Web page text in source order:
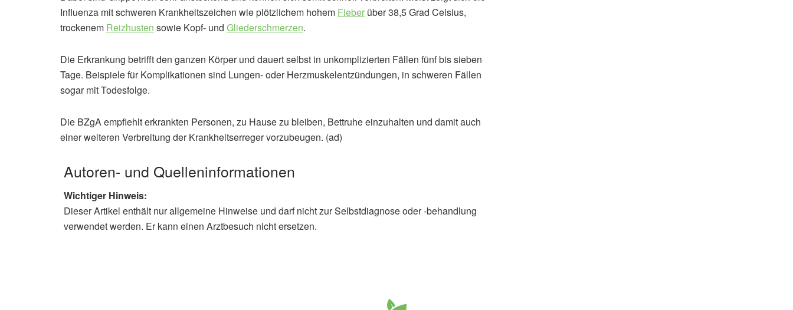
Influenza mit schweren Krankheitszeichen wie plötzlichem hohem Fieber über 38,5 Grad Celsius,
trockenem Reizhusten sowie Kopf- und Gliederschmerzen.
Die Erkrankung betrifft den ganzen Körper und dauert selbst in unkomplizierten Fällen fünf bis sieben
Tage. Beispiele für Komplikationen sind Lungen- oder Herzmuskelentzündungen, in schweren Fällen
sogar mit Todesfolge.
Die BZgA empfiehlt erkrankten Personen, zu Hause zu bleiben, Bettruhe einzuhalten und damit auch
einer weiteren Verbreitung der Krankheitserreger vorzubeugen. (ad)
Autoren- und Quelleninformationen
Wichtiger Hinweis:
Dieser Artikel enthält nur allgemeine Hinweise und darf nicht zur Selbstdiagnose oder -behandlung
verwendet werden. Er kann einen Arztbesuch nicht ersetzen.